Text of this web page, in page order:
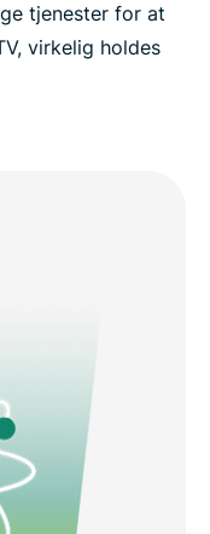
tjenester for at
virkelig holdes